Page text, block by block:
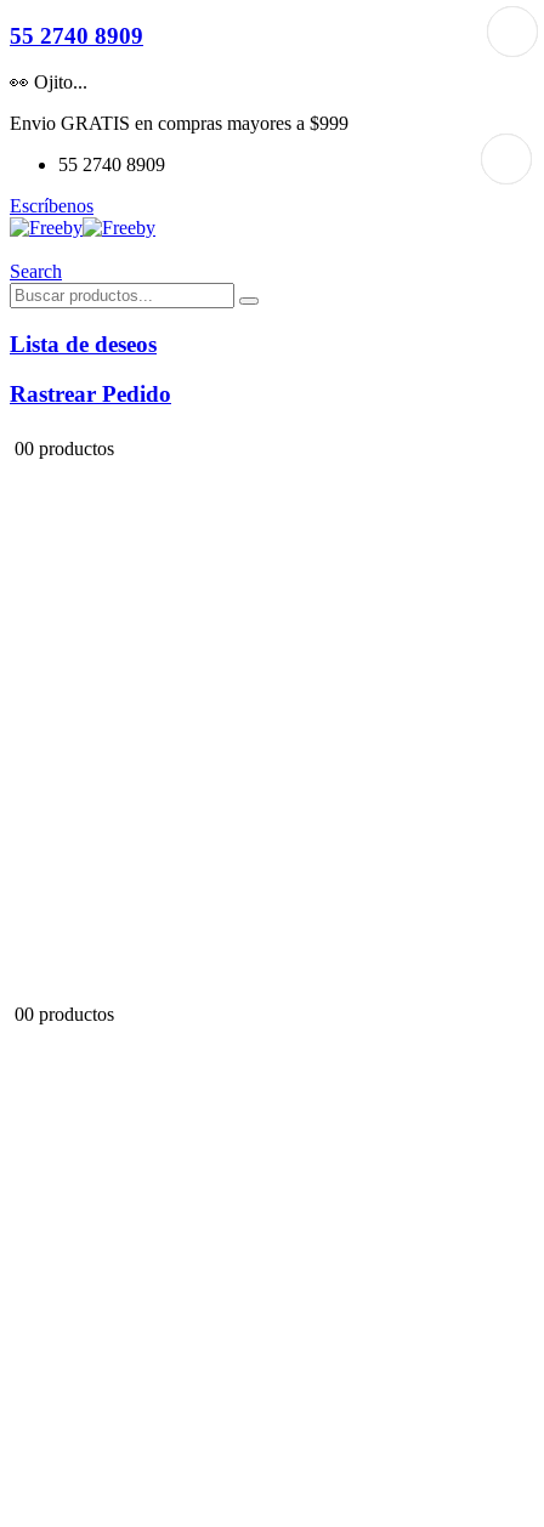
55 2740 8909
👀 Ojito...
Envio GRATIS en compras mayores a $999
55 2740 8909
Escríbenos
Search
Lista de deseos
Rastrear Pedido
00 productos
00 productos